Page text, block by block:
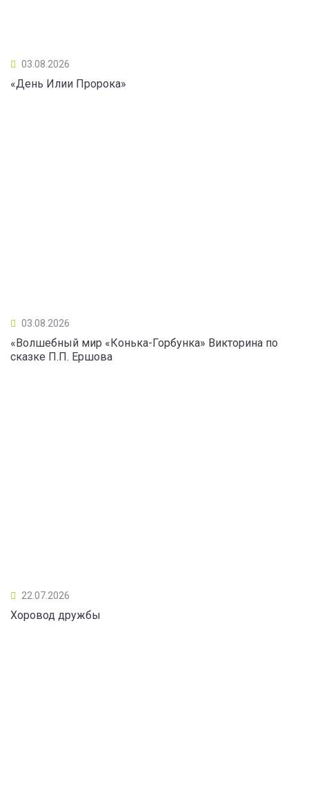
03.08.2026
«День Илии Пророка»
03.08.2026
«Волшебный мир «Конька-Горбунка» Викторина по
сказке П.П. Ершова
22.07.2026
Хоровод дружбы